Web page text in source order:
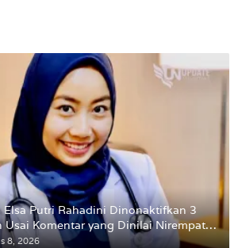
Elsa Putri Rahadini Dinonaktifkan 3
Usai Komentar yang Dinilai Nirempati
BPJS
8, 2026